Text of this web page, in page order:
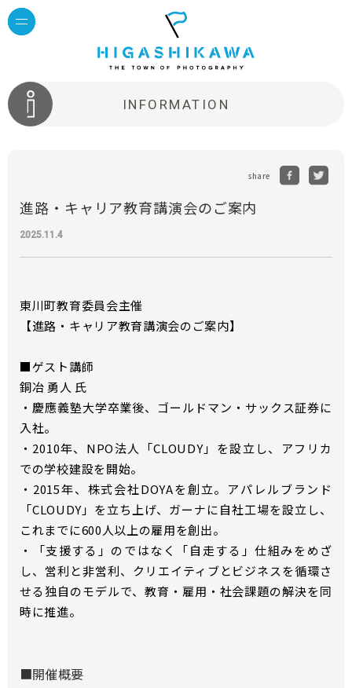
INFORMATION
share
進路・キャリア教育講演会のご案内
2025.11.4
東川町教育委員会主催
【進路・キャリア教育講演会のご案内】
■ゲスト講師
銅冶 勇人 氏
・慶應義塾大学卒業後、ゴールドマン・サックス証券に
入社。
・2010年、NPO法人「CLOUDY」を設立し、アフリカ
での学校建設を開始。
・2015年、株式会社DOYAを創立。アパレルブランド
「CLOUDY」を立ち上げ、ガーナに自社工場を設立し、
これまでに600人以上の雇用を創出。
・「支援する」のではなく「自走する」仕組みをめざ
し、営利と非営利、クリエイティブとビジネスを循環さ
せる独自のモデルで、教育・雇用・社会課題の解決を同
時に推進。
■開催概要